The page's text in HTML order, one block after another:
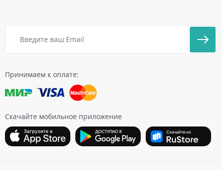
Принимаем к оплате:
Скачайте мобильное приложение